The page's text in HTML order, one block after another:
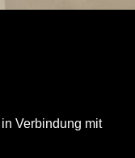
Verbindung mit